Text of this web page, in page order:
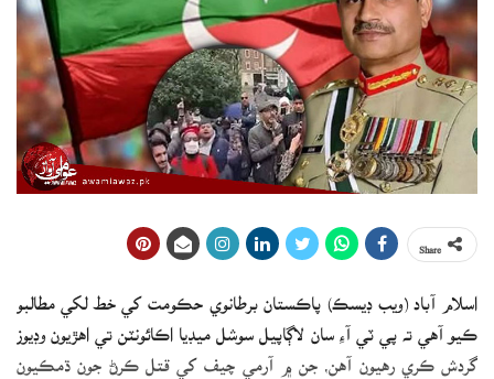
اسلام آباد (ويب ڊيسڪ) پاڪستان برطانوي حڪومت کي خط لکي مطالبو
ڪيو آهي ته پي ٽي آءِ سان لاڳاپيل سوشل ميڊيا اڪائونٽن تي اهڙيون وڊيوز
گردش ڪري رهيون آهن، جن ۾ آرمي چيف کي قتل ڪرڻ جون ڌمڪيون